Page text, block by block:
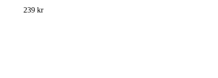
239 kr